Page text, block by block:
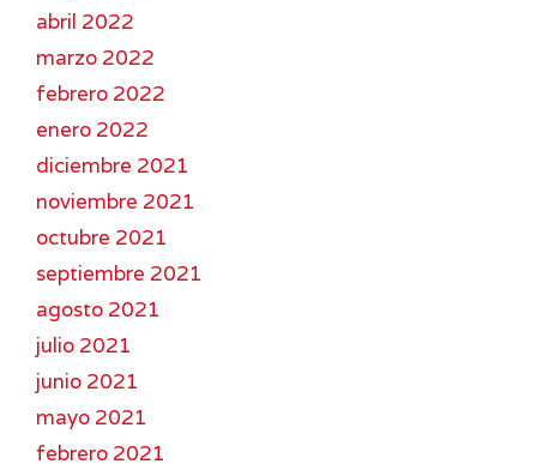
abril 2022
marzo 2022
febrero 2022
enero 2022
diciembre 2021
noviembre 2021
octubre 2021
septiembre 2021
agosto 2021
julio 2021
junio 2021
mayo 2021
febrero 2021